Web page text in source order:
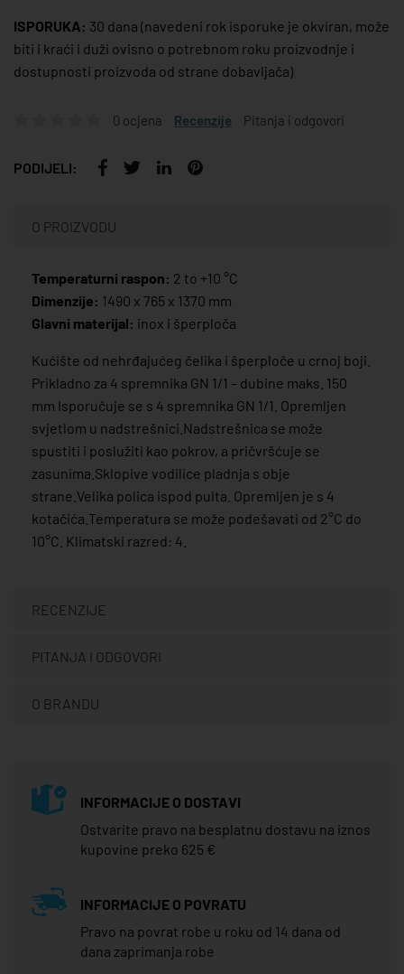
ISPORUKA: 30 dana (navedeni rok isporuke je okviran, može
biti i kraći i duži ovisno o potrebnom roku proizvodnje i
dostupnosti proizvoda od strane dobavljača)
0 ocjena Recenzije Pitanja i odgovori
PODIJELI:
O PROIZVODU
Temperaturni raspon: 2 to +10 °C
Dimenzije: 1490 x 765 x 1370 mm
Glavni materijal: inox i šperploča
Kućište od nehrđajućeg čelika i šperploče u crnoj boji.
Prikladno za 4 spremnika GN 1/1 – dubine maks. 150
mm Isporučuje se s 4 spremnika GN 1/1. Opremljen
svjetlom u nadstrešnici.Nadstrešnica se može
spustiti i poslužiti kao pokrov, a pričvršćuje se
zasunima.Sklopive vodilice pladnja s obje
strane.Velika polica ispod pulta. Opremljen je s 4
kotačića.Temperatura se može podešavati od 2°C do
10°C. Klimatski razred: 4.
RECENZIJE
PITANJA I ODGOVORI
O BRANDU
INFORMACIJE O DOSTAVI
Ostvarite pravo na besplatnu dostavu na iznos
kupovine preko 625 €
INFORMACIJE O POVRATU
Pravo na povrat robe u roku od 14 dana od
dana zaprimanja robe